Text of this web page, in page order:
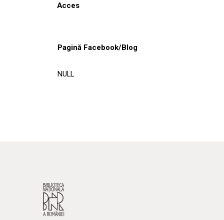
Acces
Pagină Facebook/Blog
NULL